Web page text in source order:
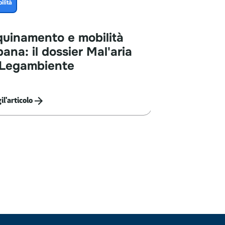
e mobilità
il dossier Mal'aria
l'articolo